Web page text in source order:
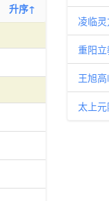
升序↑
凌临灵
重阳
王旭
太上